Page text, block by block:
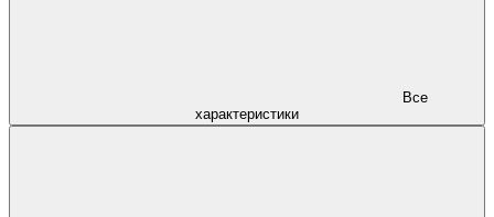
характеристики